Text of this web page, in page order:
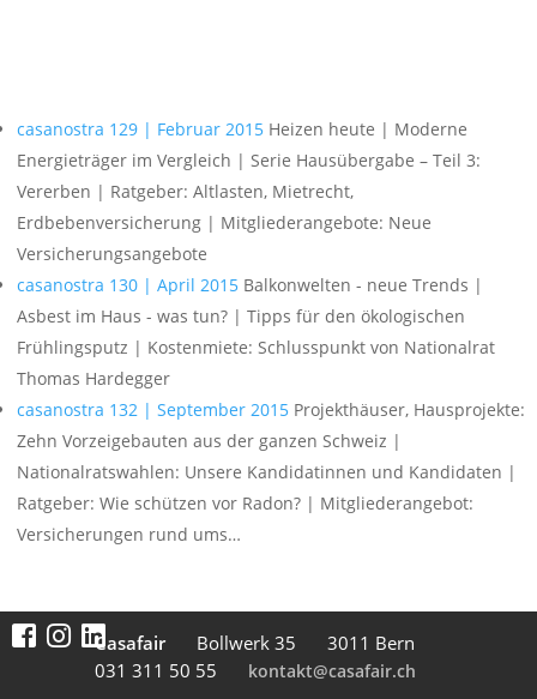
casanostra 129 | Februar 2015 Heizen heute | Moderne
Energieträger im Vergleich | Serie Hausübergabe – Teil 3:
Vererben | Ratgeber: Altlasten, Mietrecht,
Erdbebenversicherung | Mitgliederangebote: Neue
Versicherungsangebote
casanostra 130 | April 2015 Balkonwelten - neue Trends |
Asbest im Haus - was tun? | Tipps für den ökologischen
Frühlingsputz | Kostenmiete: Schlusspunkt von Nationalrat
Thomas Hardegger
casanostra 132 | September 2015 Projekthäuser, Hausprojekte:
Zehn Vorzeigebauten aus der ganzen Schweiz |
Nationalratswahlen: Unsere Kandidatinnen und Kandidaten |
Ratgeber: Wie schützen vor Radon? | Mitgliederangebot:
Versicherungen rund ums…
Casafair Boll­werk 35
3011 Bern
031 311 50 55
kontakt@casafair.ch